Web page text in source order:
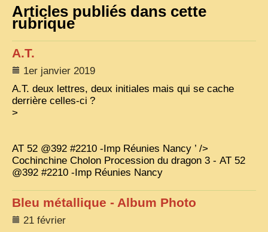
FRONTIÈRE
1908, RÉVOLTE
ANNAM CENTRE
COCHINCHINE
LES ETHNIES
REMARQUABLES
VIETNAM 1950
ALBUMS DE FAMILLE
INDOCHINE HISTORIQUE
Articles publiés dans cette
rubrique
A.T.
1er janvier 2019
A.T. deux lettres, deux initiales mais qui se cache
derrière celles-ci ?
>
AT 52 @392 #2210 -Imp Réunies Nancy ’ />
Cochinchine Cholon Procession du dragon 3 - AT 52
@392 #2210 -Imp Réunies Nancy
Bleu métallique - Album Photo
21 février